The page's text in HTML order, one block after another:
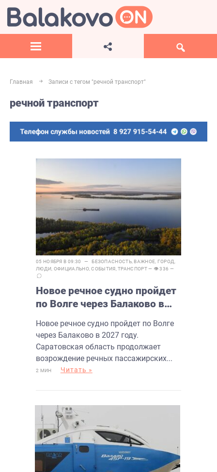
Главная Записи с тегом "речной транспорт"
речной транспорт
05 НОЯБРЯ В 09:30 — БЕЗОПАСНОСТЬ, ВАЖНОЕ ГОРОД
ЛЮДИ ОФИЦИАЛЬНО,СОБЫТИЯ ,ТРАНСПОРТ— 👁 336 —
Новое речное судно пройдет
по Волге через Балаково в
Новое речное судно пройдет по Волге
через Балаково в 2027 году.
Саратовская область продолжает
возрождение речных пассажирских...
2 МИН Читать »